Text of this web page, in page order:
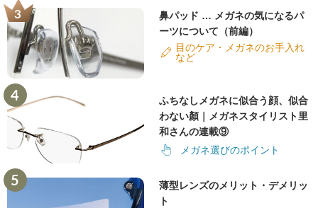
鼻パッド … メガネの気になるパ
ーツについて（前編）
目のケア・メガネのお手入れ
など
ふちなしメガネに似合う顔、似合
わない顏｜メガネスタイリスト里
和さんの連載⑨
メガネ選びのポイント
薄型レンズのメリット・デメリッ
ト